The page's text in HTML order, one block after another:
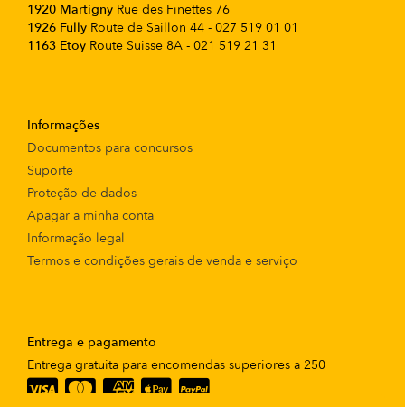
1920 Martigny Rue des Finettes 76
1926 Fully Route de Saillon 44 - 027 519 01 01
1163 Etoy Route Suisse 8A - 021 519 21 31
Informações
Documentos para concursos
Suporte
Proteção de dados
Apagar a minha conta
Informação legal
Termos e condições gerais de venda e serviço
Entrega e pagamento
Entrega gratuita para encomendas superiores a 250